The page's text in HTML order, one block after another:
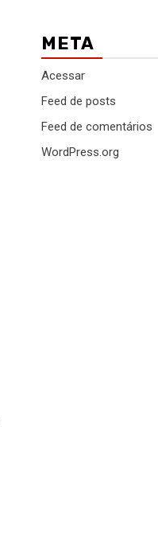
META
Acessar
Feed de posts
Feed de comentários
WordPress.org